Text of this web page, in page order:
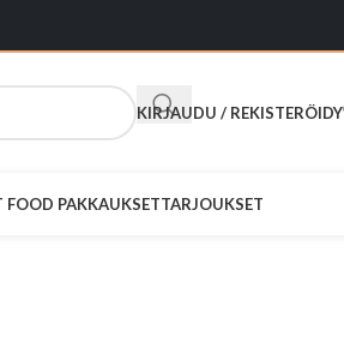
KIRJAUDU / REKISTERÖIDY
FOOD PAKKAUKSETTARJOUKSET